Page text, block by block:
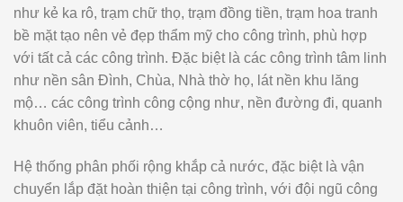
như kẻ ka rô, trạm chữ thọ, trạm đồng tiền, trạm hoa tranh
bề mặt tạo nên vẻ đẹp thẩm mỹ cho công trình, phù hợp
với tất cả các công trình. Đặc biệt là các công trình tâm linh
như nền sân Đình, Chùa, Nhà thờ họ, lát nền khu lăng
mộ… các công trình công cộng như, nền đường đi, quanh
khuôn viên, tiểu cảnh…
Hệ thống phân phối rộng khắp cả nước, đặc biệt là vận
chuyển lắp đặt hoàn thiện tại công trình, với đội ngũ công